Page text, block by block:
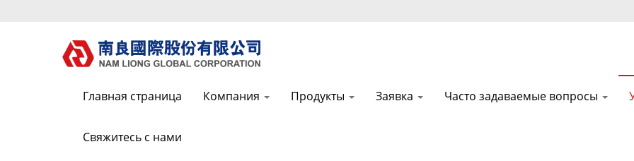
Главная страница Компания Продукты Заявка Часто задаваемые вопросы
Свяжитесь с нами